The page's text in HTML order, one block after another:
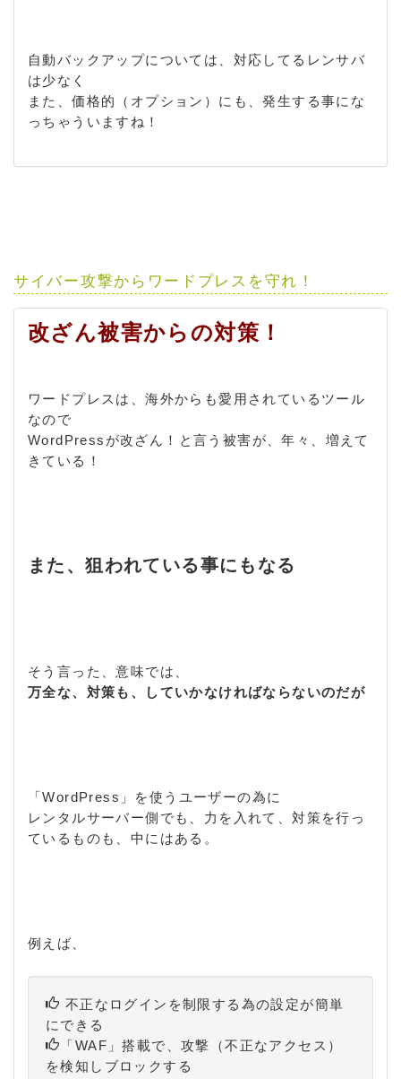
自動バックアップについては、対応してるレンサバ
は少なく
また、価格的（オプション）にも、発生する事にな
っちゃういますね！
サイバー攻撃からワードプレスを守れ！
改ざん被害からの対策！
ワードプレスは、海外からも愛用されているツール
なので
WordPressが改ざん！と言う被害が、年々、増えて
きている！
また、狙われている事にもなる
そう言った、意味では、
万全な、対策も、していかなければならないのだが
「WordPress」を使うユーザーの為に
レンタルサーバー側でも、力を入れて、対策を行っ
ているものも、中にはある。
例えば、
不正なログインを制限する為の設定が簡単
にできる
「WAF」搭載で、攻撃（不正なアクセス）
を検知しブロックする